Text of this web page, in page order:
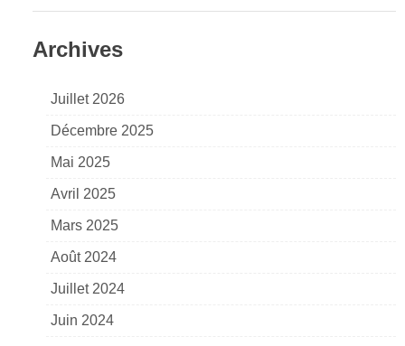
Archives
Juillet 2026
Décembre 2025
Mai 2025
Avril 2025
Mars 2025
Août 2024
Juillet 2024
Juin 2024